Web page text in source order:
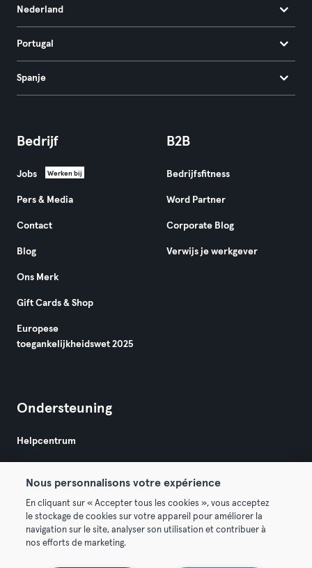
Nederland
Portugal
Spanje
Bedrijf
Jobs Werken bij
Pers & Media
Contact
Blog
Ons Merk
Gift Cards & Shop
Europese
toegankelijkheidswet 2025
B2B
Bedrijfsfitness
Word Partner
Corporate Blog
Verwijs je werkgever
Ondersteuning
Helpcentrum
Algemene Voorwaarden
Nous personnalisons votre expérience
En cliquant sur « Accepter tous les cookies », vous acceptez
le stockage de cookies sur votre appareil pour améliorer la
navigation sur le site, analyser son utilisation et contribuer à
nos efforts de marketing.